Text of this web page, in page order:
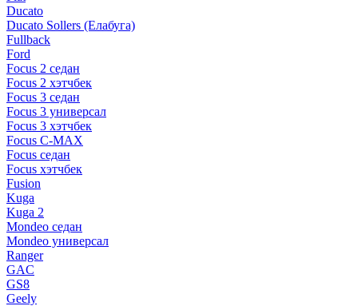
Ducato
Ducato Sollers (Елабуга)
Fullback
Ford
Focus 2 седан
Focus 2 хэтчбек
Focus 3 седан
Focus 3 универсал
Focus 3 хэтчбек
Focus C-MAX
Focus седан
Focus хэтчбек
Fusion
Kuga
Kuga 2
Mondeo седан
Mondeo универсал
Ranger
GAC
GS8
Geely